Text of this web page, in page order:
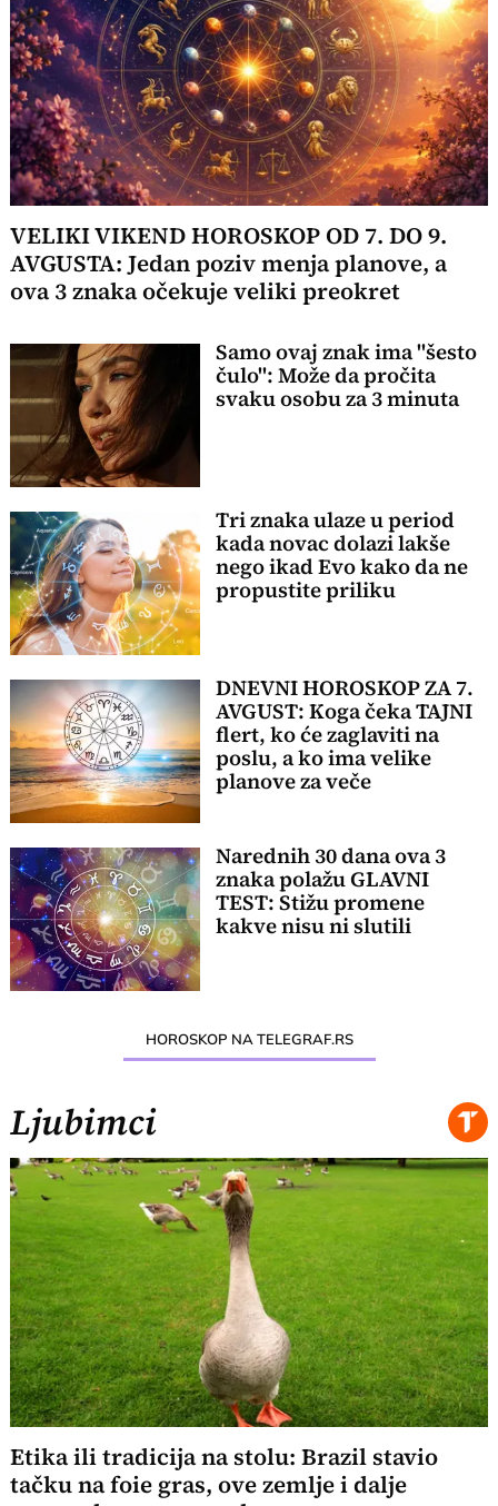
VELIKI VIKEND HOROSKOP OD 7. DO 9.
AVGUSTA: Jedan poziv menja planove, a
ova 3 znaka očekuje veliki preokret
Samo ovaj znak ima "šesto
čulo": Može da pročita
svaku osobu za 3 minuta
Tri znaka ulaze u period
kada novac dolazi lakše
nego ikad Evo kako da ne
propustite priliku
DNEVNI HOROSKOP ZA 7.
AVGUST: Koga čeka TAJNI
flert, ko će zaglaviti na
poslu, a ko ima velike
planove za veče
Narednih 30 dana ova 3
znaka polažu GLAVNI
TEST: Stižu promene
kakve nisu ni slutili
HOROSKOP NA TELEGRAF.RS
Ljubimci
Etika ili tradicija na stolu: Brazil stavio
tačku na foie gras, ove zemlje i dalje